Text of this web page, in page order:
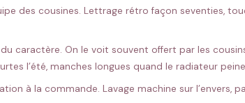
des cousines. Lettrage rétro façon seventies,
caractère. On le voit souvent offert par les
l’été, manches longues quand le radiateur
à la commande. Lavage machine sur l’envers,